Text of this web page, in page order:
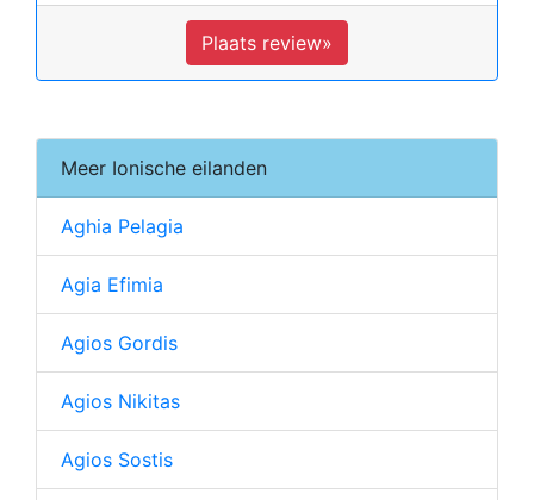
Plaats review»
Meer Ionische eilanden
Aghia Pelagia
Agia Efimia
Agios Gordis
Agios Nikitas
Agios Sostis